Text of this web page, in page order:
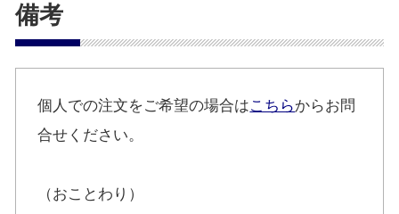
備考
個人での注文をご希望の場合はこちらからお問
合せください。
（おことわり）